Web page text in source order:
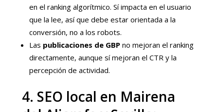
en el ranking algorítmico. Sí impacta en el usuario
que la lee, así que debe estar orientada a la
conversión, no a los robots.
Las publicaciones de GBPno mejoran el ranking
directamente, aunque sí mejoran el CTR y la
percepción de actividad.
4. SEO local en Mairena